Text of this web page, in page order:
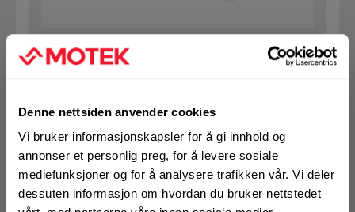
Denne nettsiden anvender cookies
Vi bruker informasjonskapsler for å gi innhold og
annonser et personlig preg, for å levere sosiale
mediefunksjoner og for å analysere trafikken vår. Vi deler
dessuten informasjon om hvordan du bruker nettstedet
Art.nr. 32497167
Klikk & Hent i Motek Oslo - Brobekk + 7 andre
1 Pakke a 50 Stk
Alternativ pakning